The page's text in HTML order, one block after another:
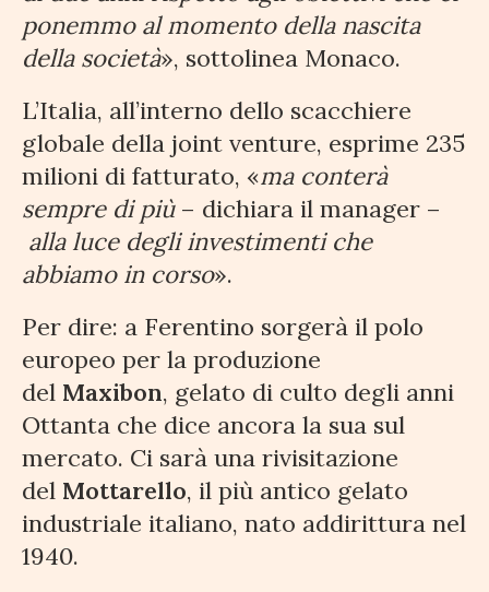
ponemmo al momento della nascita
della società», sottolinea Monaco.
L’Italia, all’interno dello scacchiere
globale della joint venture, esprime 235
milioni di fatturato, «ma conterà
sempre di più– dichiara il manager –
alla luce degli investimenti che
abbiamo in corso».
Per dire: a Ferentino sorgerà il polo
europeo per la produzione
del Maxibon, gelato di culto degli anni
Ottanta che dice ancora la sua sul
mercato. Ci sarà una rivisitazione
del Mottarello, il più antico gelato
industriale italiano, nato addirittura nel
1940.